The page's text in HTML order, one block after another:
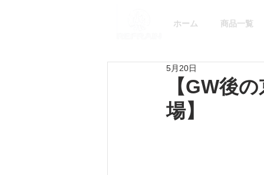
ホーム 商品一覧
【GW後
場】
5月20日